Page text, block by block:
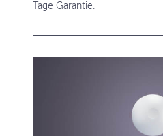
Tage Garantie.